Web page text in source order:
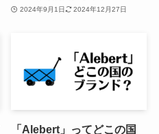
2024年9月1日 2024年12月27日
「Alebert」ってどこの国